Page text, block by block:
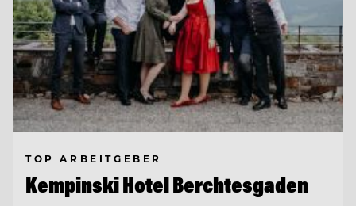
TOP ARBEITGEBER
Kempinski Hotel Berchtesgaden